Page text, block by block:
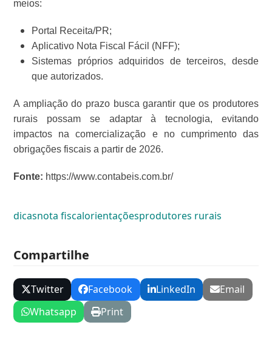
meios:
Portal Receita/PR;
Aplicativo Nota Fiscal Fácil (NFF);
Sistemas próprios adquiridos de terceiros, desde
que autorizados.
A ampliação do prazo busca garantir que os produtores
rurais possam se adaptar à tecnologia, evitando
impactos na comercialização e no cumprimento das
obrigações fiscais a partir de 2026.
Fonte: https://www.contabeis.com.br/
dicasnota fiscalorientaçõesprodutores rurais
Compartilhe
Twitter Facebook LinkedIn
Email
Whatsapp
Print